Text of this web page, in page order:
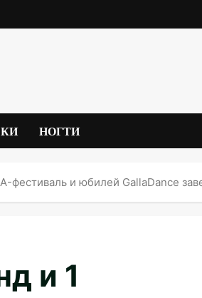
НОГТИ
фестиваль и юбилей GallaDance
и 1